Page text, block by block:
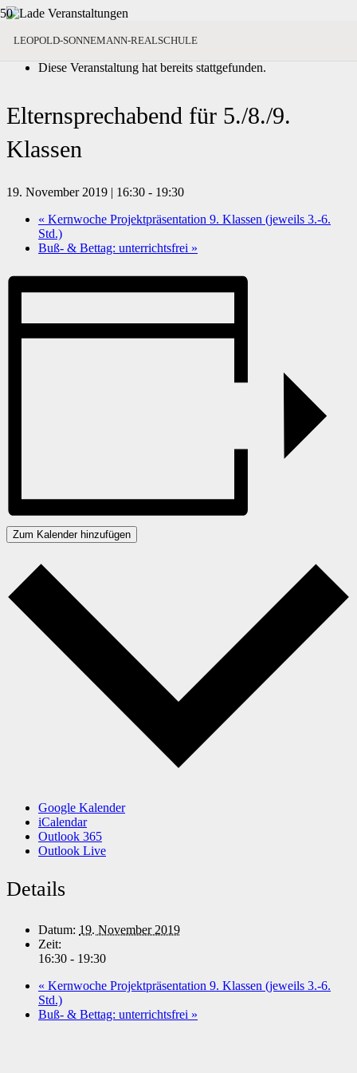
LEOPOLD-SONNEMANN-REALSCHULE
« Alle Veranstaltungen
Diese Veranstaltung hat bereits stattgefunden.
Elternsprechabend für 5./8./9.
Klassen
19. November 2019 | 16:30 - 19:30
« Kernwoche Projektpräsentation 9. Klassen (jeweils 3.-6.
Std.)
Buß- & Bettag: unterrichtsfrei »
Zum Kalender hinzufügen
Google Kalender
iCalendar
Outlook 365
Outlook Live
Details
Datum: 19. November 2019
Zeit:
16:30 - 19:30
« Kernwoche Projektpräsentation 9. Klassen (jeweils 3.-6.
Std.)
Buß- & Bettag: unterrichtsfrei »